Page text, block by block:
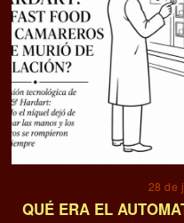
28 de
QUÉ ERA EL